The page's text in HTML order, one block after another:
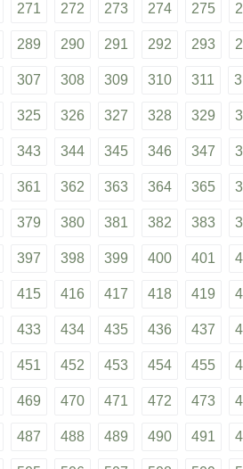
271 272 273 274 275
289 290 291 292 293
307 308 309 310 311
325 326 327 328 329
343 344 345 346 347
361 362 363 364 365
379 380 381 382 383
397 398 399 400 401
415 416 417 418 419
433 434 435 436 437
451 452 453 454 455
469 470 471 472 473
487 488 489 490 491